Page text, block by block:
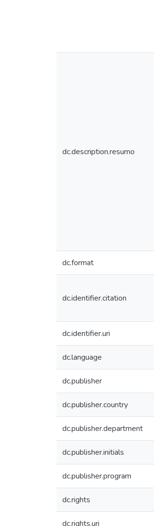
dc.description.resumo
dc.format
dc.identifier.citation
dc.identifier.uri
dc.language
dc.publisher
dc.publisher.country
dc.publisher.department
dc.publisher.initials
dc.publisher.program
dc.rights
dc.rights.uri